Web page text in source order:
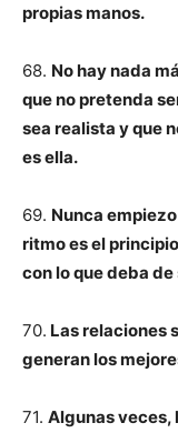
propias manos.
68. No hay nada
que no pretenda
sea realista y que
es ella.
69. Nunca
ritmo es el
con lo que deba de
70. Las relaciones
generan los
71. Algunas veces,